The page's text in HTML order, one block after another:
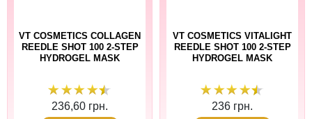
VT COSMETICS COLLAGEN
REEDLE SHOT 100 2-STEP
HYDROGEL MASK
236,60 грн.
VT COSMETICS VITALIGHT
REEDLE SHOT 100 2-STEP
HYDROGEL MASK
236 грн.